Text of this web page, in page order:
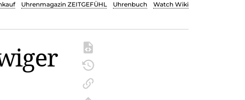
Uhrenmagazin ZEITGEFÜHL Uhrenbuch Watch Wiki